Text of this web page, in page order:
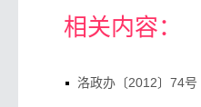
相关内容：